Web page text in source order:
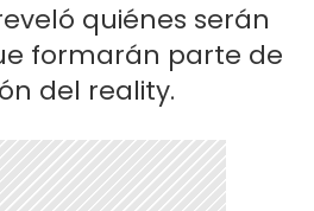
quiénes serán
formarán parte de
del reality.